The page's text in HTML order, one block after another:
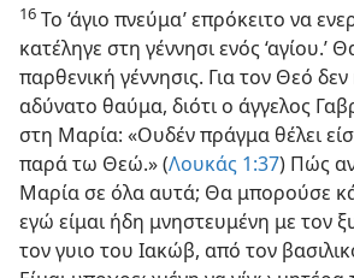
16 Το ‘άγιο πνεύμα’ επρόκειτο να
κατέληγε στη γέννησι ενός ‘αγίου.’
παρθενική γέννησις. Για τον Θεό
αδύνατο θαύμα, διότι ο άγγελος
στη Μαρία: «Ουδέν πράγμα θέλει
παρά τω Θεώ.» (Λουκάς 1:37) Πώς
Μαρία σε όλα αυτά; Θα μπορούσε
εγώ είμαι ήδη μνηστευμένη με τον
τον γυιο του Ιακώβ, από τον